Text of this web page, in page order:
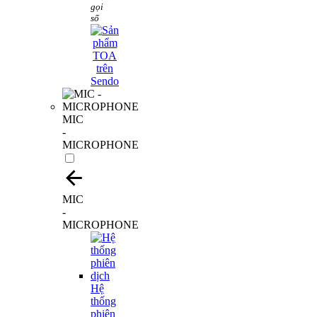
gọi
số
MIC
-
MICROPHONE
MIC
-
MICROPHONE
Hệ
thống
phiên